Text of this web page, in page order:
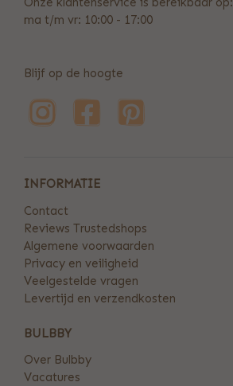
ma t/m vr: 10:00 - 17:00
Blijf op de hoogte
INFORMATIE
Contact
Reviews Trustedshops
Algemene voorwaarden
Privacy en veiligheid
Veelgestelde vragen
Levertijd en verzendkosten
BULBBY
Over Bulbby
Vacatures